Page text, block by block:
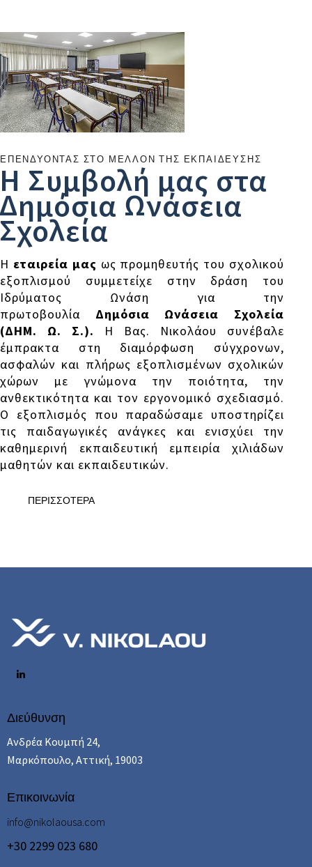
ΕΠΕΝΔΎΟΝΤΑΣ ΣΤΟ ΜΈΛΛΟΝ ΤΗΣ ΕΚΠΑΊΔΕΥΣΗΣ
Η Συμβολή μας στα
Δημόσια Ωνάσεια
Σχολεία
Η εταιρεία μας ως προμηθευτής του σχολικού
εξοπλισμού συμμετείχε στην δράση του
Ιδρύματος Ωνάση για την
πρωτοβουλία Δημόσια Ωνάσεια Σχολεία
(ΔΗΜ. Ω. Σ.). Η Βας. Νικολάου συνέβαλε
έμπρακτα στη διαμόρφωση σύγχρονων,
ασφαλών και πλήρως εξοπλισμένων σχολικών
χώρων με γνώμονα την ποιότητα, την
ανθεκτικότητα και τον εργονομικό σχεδιασμό.
Ο εξοπλισμός που παραδώσαμε υποστηρίζει
τις παιδαγωγικές ανάγκες και ενισχύει την
καθημερινή εκπαιδευτική εμπειρία χιλιάδων
μαθητών και εκπαιδευτικών.
ΠΕΡΙΣΣΟΤΕΡΑ
Διεύθυνση
Ανδρέα Κουμπή 24,
Μαρκόπουλο, Αττική, 19003
Επικοινωνία
info@nikolaousa.com
+30 2299 023 680